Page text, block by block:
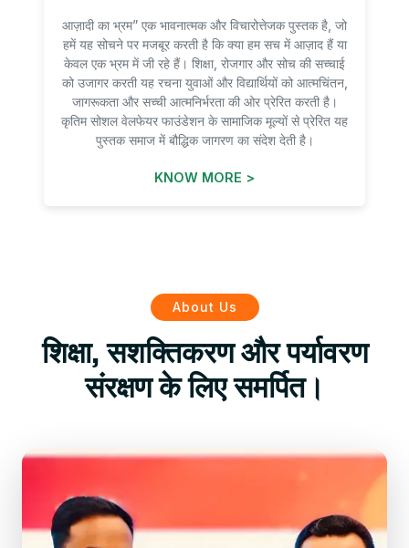
आज़ादी का भ्रम” एक भावनात्मक और विचारोत्तेजक पुस्तक है, जो
हमें यह सोचने पर मजबूर करती है कि क्या हम सच में आज़ाद हैं या
केवल एक भ्रम में जी रहे हैं। शिक्षा, रोजगार और सोच की सच्चाई
को उजागर करती यह रचना युवाओं और विद्यार्थियों को आत्मचिंतन,
जागरूकता और सच्ची आत्मनिर्भरता की ओर प्रेरित करती है।
कृतिम सोशल वेलफेयर फाउंडेशन के सामाजिक मूल्यों से प्रेरित यह
पुस्तक समाज में बौद्धिक जागरण का संदेश देती है।
KNOW MORE >
About Us
शिक्षा, सशक्तिकरण और पर्यावरण
संरक्षण के लिए समर्पित।